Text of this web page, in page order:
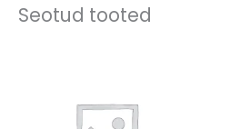
Seotud tooted